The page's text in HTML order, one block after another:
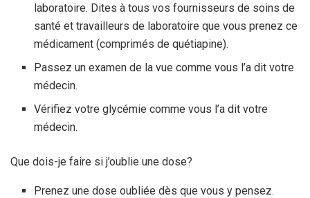
laboratoire. Dites à tous vos fournisseurs de soins de
santé et travailleurs de laboratoire que vous prenez ce
médicament (comprimés de quétiapine).
Passez un examen de la vue comme vous l’a dit votre
médecin.
Vérifiez votre glycémie comme vous l’a dit votre
médecin.
Que dois-je faire si j’oublie une dose?
Prenez une dose oubliée dès que vous y pensez.